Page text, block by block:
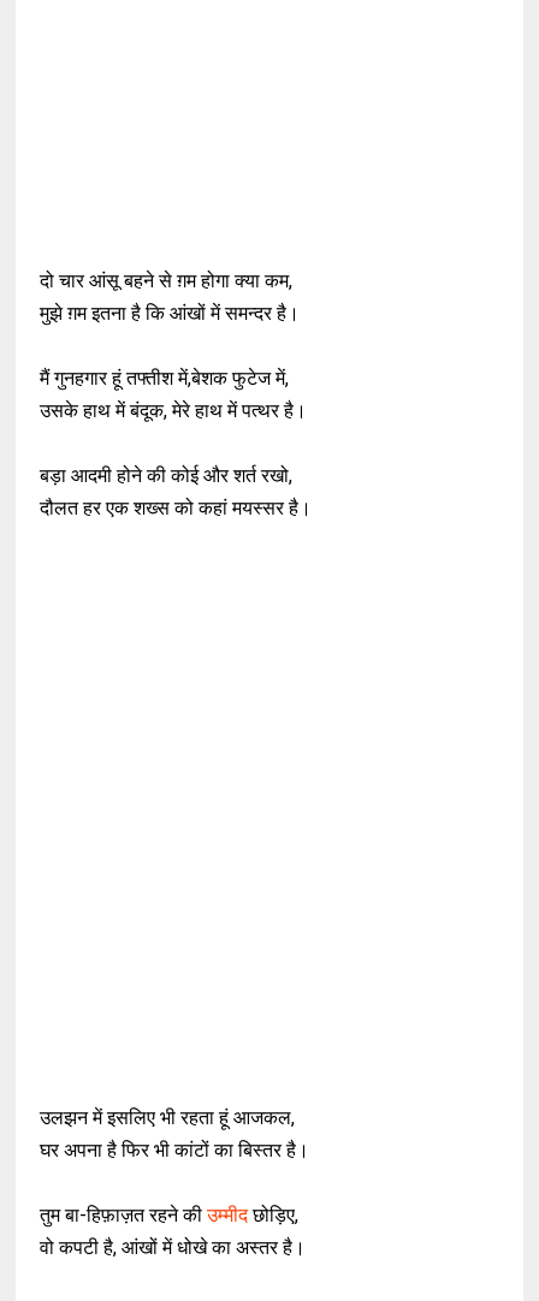
दो चार आंसू बहने से ग़म होगा क्या कम,
मुझे ग़म इतना है कि आंखों में समन्दर है।
मैं गुनहगार हूं तफ्तीश में,बेशक फुटेज में,
उसके हाथ में बंदूक, मेरे हाथ में पत्थर है।
बड़ा आदमी होने की कोई और शर्त रखो,
दौलत हर एक शख्स को कहां मयस्सर है।
उलझन में इसलिए भी रहता हूं आजकल,
घर अपना है फिर भी कांटों का बिस्तर है।
तुम बा-हिफ़ाज़त रहने कीउम्मीदछोड़िए,
वो कपटी है, आंखों में धोखे का अस्तर है।